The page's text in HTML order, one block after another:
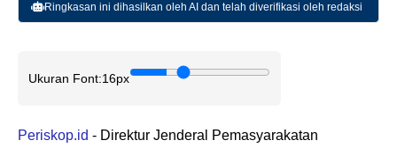
Ringkasan ini dihasilkan oleh AI dan telah diverifikasi oleh redaksi
Ukuran Font:16px
Periskop.id - Direktur Jenderal Pemasyarakatan